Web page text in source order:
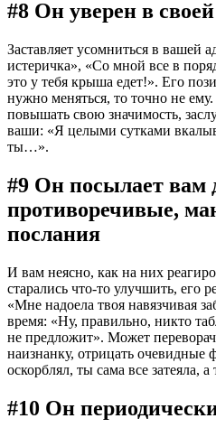
#8 Он уверен в
Заставляет усомниться в вашей
истеричка», «Со мной все в
это у тебя крыша едет!». Его
нужно меняться, то точно не
повышать свою значимость,
ваши: «Я целыми сутками
ты…».
#9 Он посылает вам
противоречивые,
послания
И вам неясно, как на них
старались что-то улучшить, его
«Мне надоела твоя навязчивая
время: «Ну, правильно, никто
не предложит». Может
наизнанку, отрицать очевидные
оскорблял, ты сама все затеяла,
#10 Он